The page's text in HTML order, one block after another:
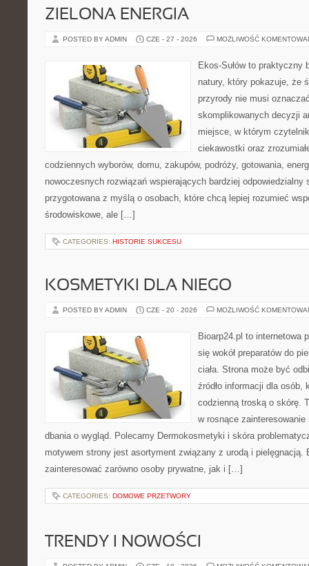
ZIELONA ENERGIA
POSTED BY ADMIN CZE - 27 - 2026 MOŻLIWOŚĆ
Ekos-Sułów to praktyczny
natury, który pokazuje, że
przyrody nie musi
skomplikowanych decyzji
miejsce, w którym
ciekawostki oraz
codziennych wyborów, domu, zakupów, podróży, gotowania,
nowoczesnych rozwiązań wspierających bardziej odpowiedzialny
przygotowana z myślą o osobach, które chcą lepiej rozumieć
środowiskowe, ale […]
CATEGORIES: HISTORIE SUKCESU
KOSMETYKI DLA NIEGO
POSTED BY ADMIN CZE - 20 - 2026 MOŻLIWOŚĆ
Bioarp24.pl to internetowa
się wokół preparatów do
ciała. Strona może być
źródło informacji dla osób,
codzienną troską o skórę.
w rosnące
dbania o wygląd. Polecamy Dermokosmetyki i skóra
motywem strony jest asortyment związany z urodą i pielęgnacją.
zainteresować zarówno osoby prywatne, jak i […]
CATEGORIES: DOMOWE PRZETWORY
TRENDY I NOWOŚCI